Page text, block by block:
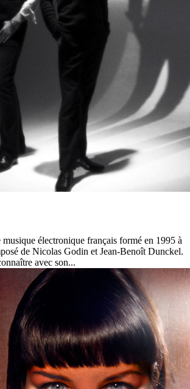
électronique français formé en 1995 à
de Nicolas Godin et Jean-Benoît Dunckel.
avec son...